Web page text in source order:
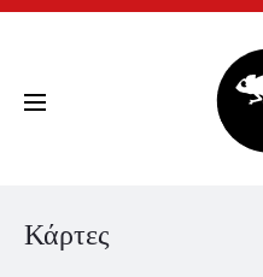
Κάρτες